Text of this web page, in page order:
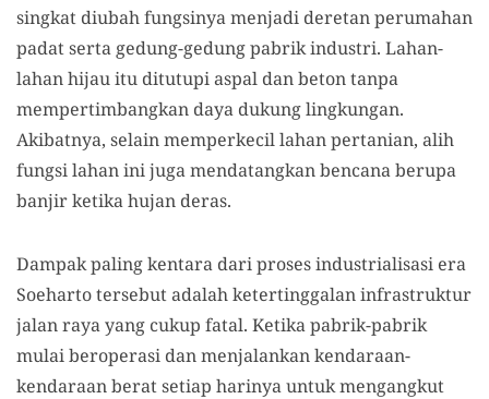
singkat diubah fungsinya menjadi deretan perumahan
padat serta gedung-gedung pabrik industri. Lahan-
lahan hijau itu ditutupi aspal dan beton tanpa
mempertimbangkan daya dukung lingkungan.
Akibatnya, selain memperkecil lahan pertanian, alih
fungsi lahan ini juga mendatangkan bencana berupa
banjir ketika hujan deras.
Dampak paling kentara dari proses industrialisasi era
Soeharto tersebut adalah ketertinggalan infrastruktur
jalan raya yang cukup fatal. Ketika pabrik-pabrik
mulai beroperasi dan menjalankan kendaraan-
kendaraan berat setiap harinya untuk mengangkut